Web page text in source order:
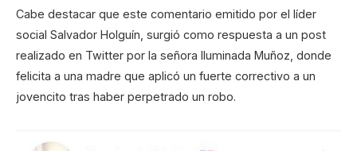
Cabe destacar que este comentario emitido por el líder
social Salvador Holguín, surgió como respuesta a un post
realizado en Twitter por la señora Iluminada Muñoz, donde
felicita a una madre que aplicó un fuerte correctivo a un
jovencito tras haber perpetrado un robo.